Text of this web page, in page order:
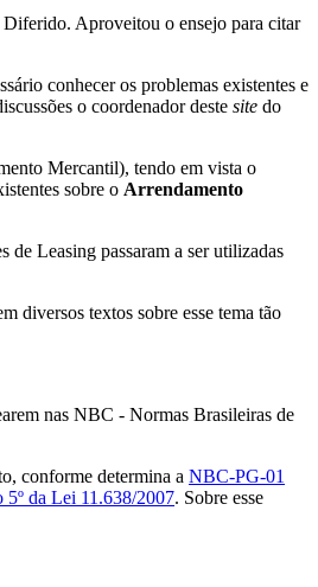
Aproveitou o ensejo para citar
conhecer os problemas existentes e
o coordenador deste site do
Mercantil), tendo em vista o
sobre o Arrendamento
de Leasing passaram a ser utilizadas
diversos textos sobre esse tema tão
nas NBC - Normas Brasileiras de
conforme determina a NBC-PG-01
5º da Lei 11.638/2007. Sobre esse